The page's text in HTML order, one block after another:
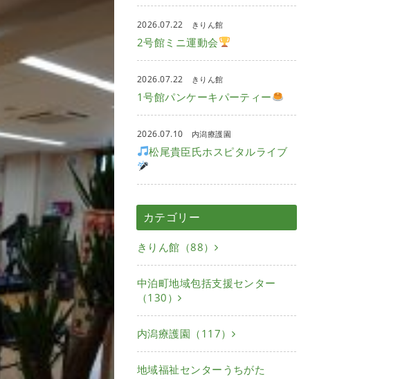
2026.07.22 きりん館
2号館ミニ運動会
2026.07.22 きりん館
1号館パンケーキパーティー
2026.07.10 内潟療護園
松尾貴臣氏ホスピタルライブ
カテゴリー
きりん館（88）
中泊町地域包括支援センター
（130）
内潟療護園（117）
地域福祉センターうちがた